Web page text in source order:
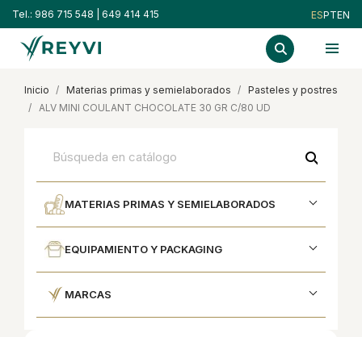
Tel.: 986 715 548 649 414 415 ESPTEN
inicio materias primas y semielaborados
pasteles y postres
ALV MINI COULANT CHOCOLATE 30 GR C/80 UD
search
MATERIAS PRIMAS Y SEMIELABORADOS
EQUIPAMIENTO Y PACKAGING
MARCAS